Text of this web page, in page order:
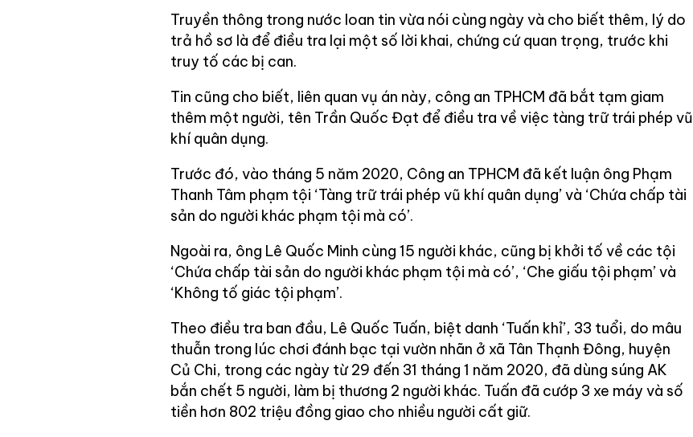
Truyền thông trong nước loan tin vừa nói cùng ngày và cho biết thêm, lý do
trả hồ sơ là để điều tra lại một số lời khai, chứng cứ quan trọng, trước khi
truy tố các bị can.
Tin cũng cho biết, liên quan vụ án này, công an TPHCM đã bắt tạm giam
thêm một người, tên Trần Quốc Đạt để điều tra về việc tàng trữ trái phép vũ
khí quân dụng.
Trước đó, vào tháng 5 năm 2020, Công an TPHCM đã kết luận ông Phạm
Thanh Tâm phạm tội ‘Tàng trữ trái phép vũ khí quân dụng’ và ‘Chứa chấp tài
sản do người khác phạm tội mà có’.
Ngoài ra, ông Lê Quốc Minh cùng 15 người khác, cũng bị khởi tố về các tội
‘Chứa chấp tài sản do người khác phạm tội mà có’, ‘Che giấu tội phạm’ và
‘Không tố giác tội phạm’.
Theo điều tra ban đầu, Lê Quốc Tuấn, biệt danh ‘Tuấn khỉ’, 33 tuổi, do mâu
thuẫn trong lúc chơi đánh bạc tại vườn nhãn ở xã Tân Thạnh Đông, huyện
Củ Chi, trong các ngày từ 29 đến 31 tháng 1 năm 2020, đã dùng súng AK
bắn chết 5 người, làm bị thương 2 người khác. Tuấn đã cướp 3 xe máy và số
tiền hơn 802 triệu đồng giao cho nhiều người cất giữ.